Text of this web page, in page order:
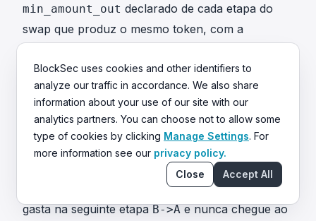
min_amount_out declarado de cada etapa do
swap que produz o mesmo token, com a
a saída final. Isso é correto para um swap
genuíno de múltiplos caminhos (rota dividida), mas
não exclui etapas cujotoken_out é
imediatamente consumido como o
token_in
próxima etapa. Um caminho de ida e volta como
faz com que cada etapa
seja
contada para a soma, mesmo que sua saída seja
gasta na seguinte etapaB->Ae nunca chegue ao
BlockSec uses cookies and other identifiers to
analyze our traffic in accordance. We also share
information about your use of our site with our
analytics partners. You can choose not to allow some
type of cookies by clicking Manage Settings. For
more information see our privacy policy.
Close
Accept All